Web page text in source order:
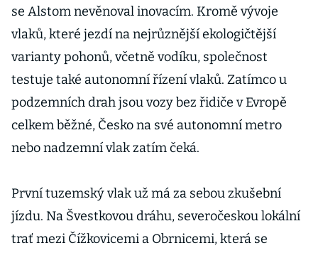
se Alstom nevěnoval inovacím. Kromě vývoje
vlaků, které jezdí na nejrůznější ekologičtější
varianty pohonů, včetně vodíku, společnost
testuje také autonomní řízení vlaků. Zatímco u
podzemních drah jsou vozy bez řidiče v Evropě
celkem běžné, Česko na své autonomní metro
nebo nadzemní vlak zatím čeká.
První tuzemský vlak už má za sebou zkušební
jízdu. Na Švestkovou dráhu, severočeskou lokální
trať mezi Čížkovicemi a Obrnicemi, která se